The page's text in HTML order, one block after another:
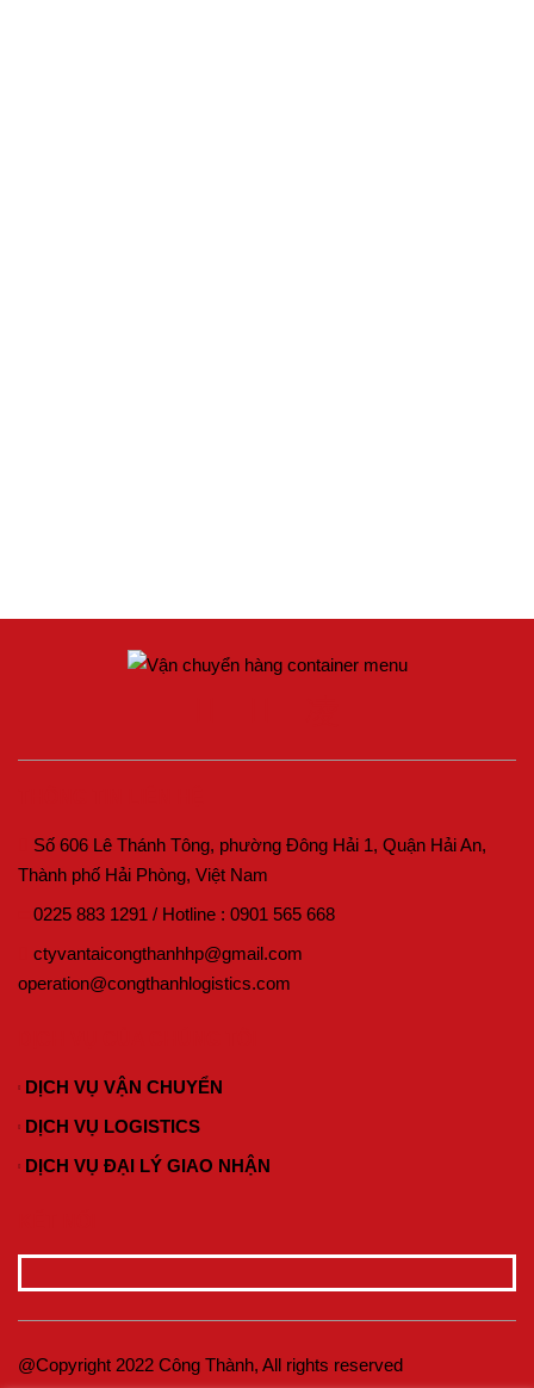
Số 606 Lê Thánh Tông, phường Đông Hải 1, Quận Hải An,
Thành phố Hải Phòng, Việt Nam
0225 883 1291 / Hotline : 0901 565 668
ctyvantaicongthanhhp@gmail.com
operation@congthanhlogistics.com
DỊCH VỤ VẬN CHUYỂN
DỊCH VỤ LOGISTICS
DỊCH VỤ ĐẠI LÝ GIAO NHẬN
@Copyright 2022 Công Thành, All rights reserved